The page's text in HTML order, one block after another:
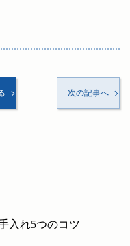
次の記事へ
入れ5つのコツ